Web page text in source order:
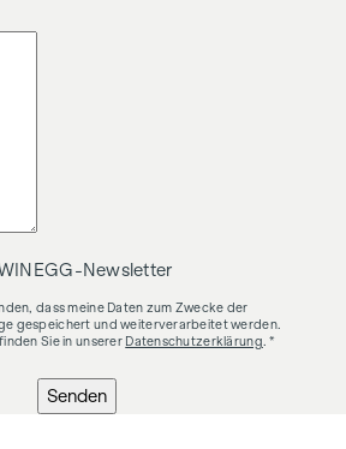
Newsletter
dass meine Daten zum Zwecke der
gespeichert und weiterverarbeitet werden.
Sie in unserer Datenschutzerklärung . *
Senden